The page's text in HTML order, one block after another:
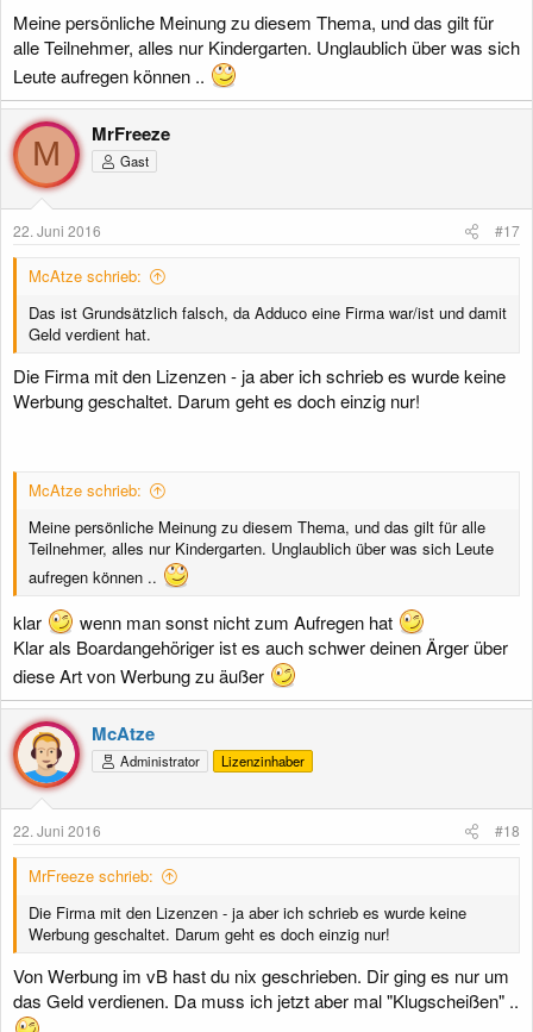
Meine persönliche Meinung zu diesem Thema, und das gilt für
alle Teilnehmer, alles nur Kindergarten. Unglaublich über was sich
Leute aufregen können ..
M
MrFreeze
Gast
22. Juni 2016 #17
McAtze schrieb:
Das ist Grundsätzlich falsch, da Adduco eine Firma war/ist und damit
Geld verdient hat.
Die Firma mit den Lizenzen - ja aber ich schrieb es wurde keine
Werbung geschaltet. Darum geht es doch einzig nur!
McAtze schrieb:
Meine persönliche Meinung zu diesem Thema, und das gilt für alle
Teilnehmer, alles nur Kindergarten. Unglaublich über was sich Leute
aufregen können ..
klar
wenn man sonst nicht zum Aufregen hat
Klar als Boardangehöriger ist es auch schwer deinen Ärger über
diese Art von Werbung zu äußer
McAtze
Administrator Lizenzinhaber
22. Juni 2016 #18
MrFreeze schrieb:
Die Firma mit den Lizenzen - ja aber ich schrieb es wurde keine
Werbung geschaltet. Darum geht es doch einzig nur!
Von Werbung im vB hast du nix geschrieben. Dir ging es nur um
das Geld verdienen. Da muss ich jetzt aber mal "Klugscheißen" ..